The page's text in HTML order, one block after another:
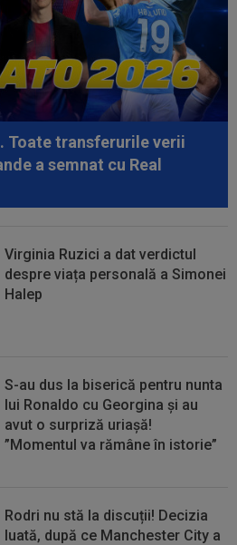
”Când face...
totul despre presupusa
”S-ar...
și-a anunțat lotul pentru
la Zagreb
campion la Curtea de
Misasi
Toate transferurile verii
a semnat cu Real
Virginia Ruzici a dat verdictul
despre viața personală a Simonei
Halep
S-au dus la biserică pentru nunta
lui Ronaldo cu Georgina și au
avut o surpriză uriașă!
”Momentul va rămâne în istorie”
Rodri nu stă la discuții! Decizia
luată, după ce Manchester City a